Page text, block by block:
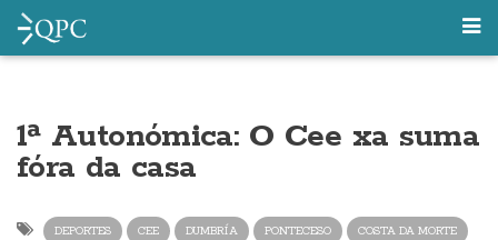
1ª Autonómica: O Cee xa suma
fóra da casa
DEPORTES CEE DUMBRÍA PONTECESO COSTA DA MORTE